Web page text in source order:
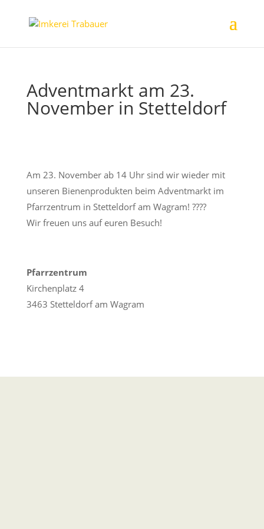
Adventmarkt am 23.
November in Stetteldorf
Am 23. November ab 14 Uhr sind wir wieder mit
unseren Bienenprodukten beim Adventmarkt im
Pfarrzentrum in Stetteldorf am Wagram! ????
Wir freuen uns auf euren Besuch!
Pfarrzentrum
Kirchenplatz 4
3463 Stetteldorf am Wagram